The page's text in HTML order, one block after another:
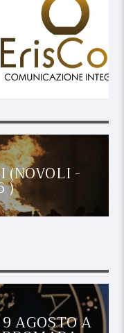
(NOVOLI -
)
AGOSTO A